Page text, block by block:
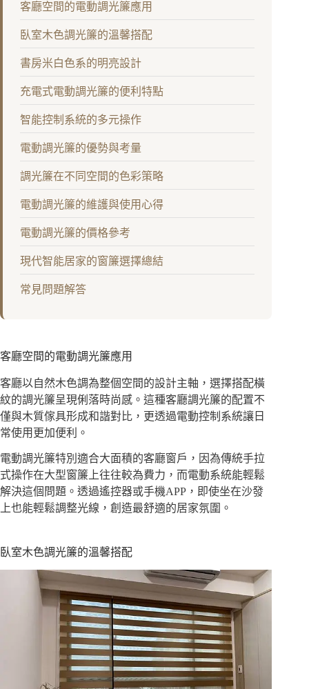
客廳空間的電動調光簾應用
臥室木色調光簾的溫馨搭配
書房米白色系的明亮設計
充電式電動調光簾的便利特點
智能控制系統的多元操作
電動調光簾的優勢與考量
調光簾在不同空間的色彩策略
電動調光簾的維護與使用心得
電動調光簾的價格參考
現代智能居家的窗簾選擇總結
常見問題解答
客廳空間的電動調光簾應用
客廳以自然木色調為整個空間的設計主軸，選擇搭配橫
紋的調光簾呈現俐落時尚感。這種客廳調光簾的配置不
僅與木質傢具形成和諧對比，更透過電動控制系統讓日
常使用更加便利。
電動調光簾特別適合大面積的客廳窗戶，因為傳統手拉
式操作在大型窗簾上往往較為費力，而電動系統能輕鬆
解決這個問題。透過遙控器或手機APP，即使坐在沙發
上也能輕鬆調整光線，創造最舒適的居家氛圍。
臥室木色調光簾的溫馨搭配